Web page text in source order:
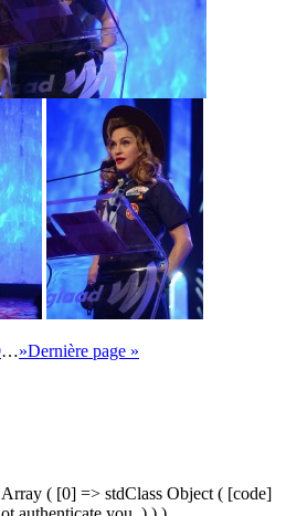
…»Dernière page »
( [0] => stdClass Object ( [code]